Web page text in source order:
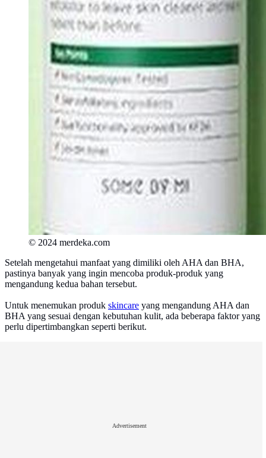
© 2024 merdeka.com
Setelah mengetahui manfaat yang dimiliki oleh AHA dan BHA,
pastinya banyak yang ingin mencoba produk-produk yang
mengandung kedua bahan tersebut.
Untuk menemukan produk skincare yang mengandung AHA dan
BHA yang sesuai dengan kebutuhan kulit, ada beberapa faktor yang
perlu dipertimbangkan seperti berikut.
Advertisement